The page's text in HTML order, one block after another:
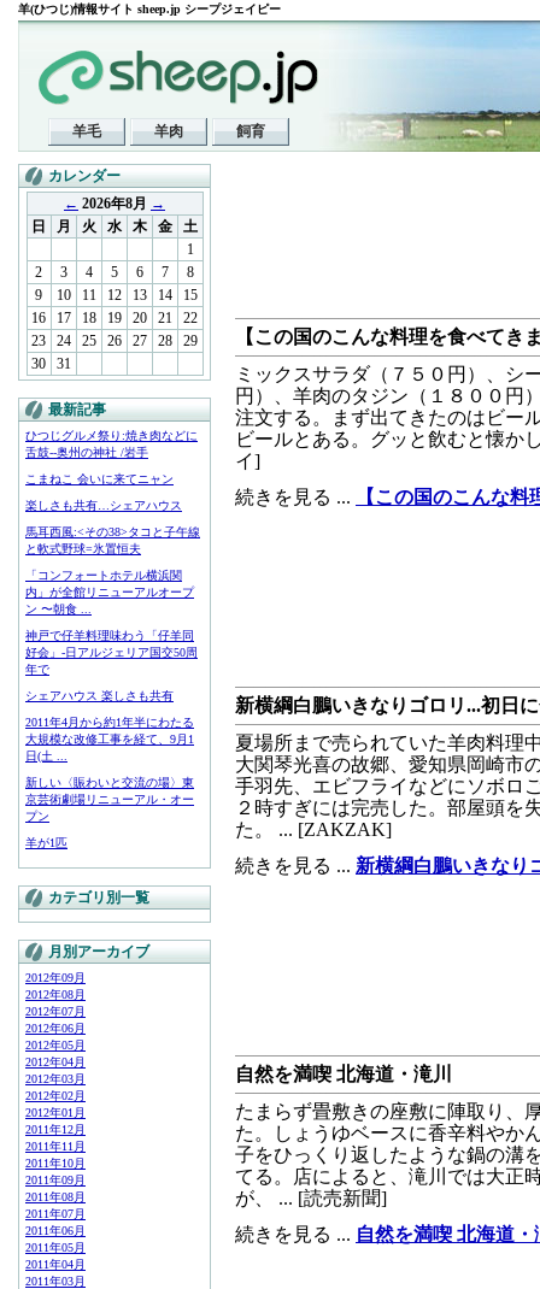
羊(ひつじ)情報サイト sheep.jp シープジェイピー
羊毛 羊肉 飼育
カレンダー
← 2026年8月 →
日
月 火 水 木 金
土
1
2
3 4 5 6 7
8
9
10 11 12 13 14
15
16
17 18 19 20 21
22
23
24 25 26 27 28
29
30
31
最新記事
ひつじグルメ祭り:焼き肉などに
舌鼓--奥州の神社 /岩手
こまねこ 会いに来てニャン
楽しさも共有…シェアハウス
馬耳西風:<その38>タコと子午線
と軟式野球=氷置恒夫
「コンフォートホテル横浜関
内」が全館リニューアルオープ
ン 〜朝食 ...
神戸で仔羊料理味わう「仔羊同
好会」-日アルジェリア国交50周
年で
シェアハウス 楽しさも共有
2011年4月から約1年半にわたる
大規模な改修工事を経て、9月1
日(土 ...
新しい〈賑わいと交流の場〉東
京芸術劇場リニューアル・オー
プン
羊が1匹
カテゴリ別一覧
月別アーカイブ
2012年09月
2012年08月
2012年07月
2012年06月
2012年05月
2012年04月
2012年03月
2012年02月
2012年01月
2011年12月
2011年11月
2011年10月
2011年09月
2011年08月
2011年07月
2011年06月
2011年05月
2011年04月
2011年03月
【この国のこんな料理を食べてき
ミックスサラダ（７５０円）、シ
円）、羊肉のタジン（１８００円
注文する。まず出てきたのはビー
ビールとある。グッと飲むと懐か
イ]
続きを見る ...
【この国のこんな
新横綱白鵬いきなりゴロリ...初日
夏場所まで売られていた羊肉料理
大関琴光喜の故郷、愛知県岡崎市
手羽先、エビフライなどにソボロ
２時すぎには完売した。部屋頭を
た。 ... [ZAKZAK]
続きを見る ... 新横綱白鵬いきなり
自然を満喫 北海道・滝川
たまらず畳敷きの座敷に陣取り、
た。しょうゆベースに香辛料やか
子をひっくり返したような鍋の溝
てる。店によると、滝川では大正
が、 ... [読売新聞]
続きを見る ... 自然を満喫 北海道・